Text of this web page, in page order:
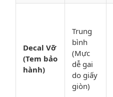
Decal Vỡ
(Tem bảo
hành)
Trung
bình
(Mực
dễ gai
do giấy
giòn)